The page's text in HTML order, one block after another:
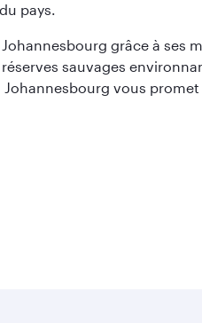
pays.
grâce à ses
sauvages
vous